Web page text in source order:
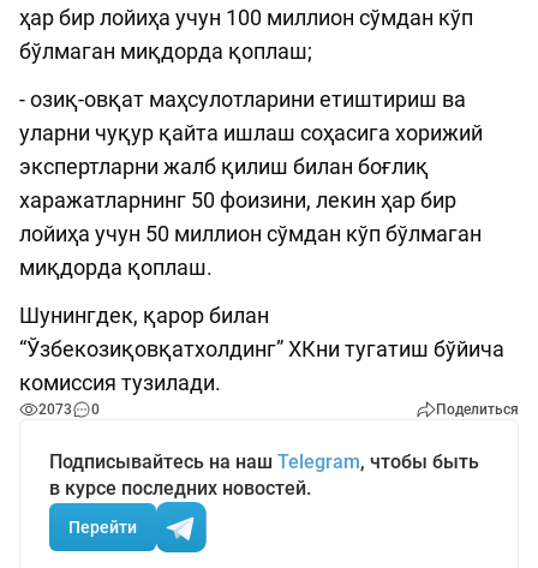
ҳар бир лойиҳа учун 100 миллион сўмдан кўп
бўлмаган миқдорда қоплаш;
- озиқ-овқат маҳсулотларини етиштириш ва
уларни чуқур қайта ишлаш соҳасига хорижий
экспертларни жалб қилиш билан боғлиқ
харажатларнинг 50 фоизини, лекин ҳар бир
лойиҳа учун 50 миллион сўмдан кўп бўлмаган
миқдорда қоплаш.
Шунингдек, қарор билан
“Ўзбекозиқовқатхолдинг” ХКни тугатиш бўйича
комиссия тузилади.
2073 0 Поделиться
Подписывайтесь на наш Telegram, чтобы быть
в курсе последних новостей.
Перейти